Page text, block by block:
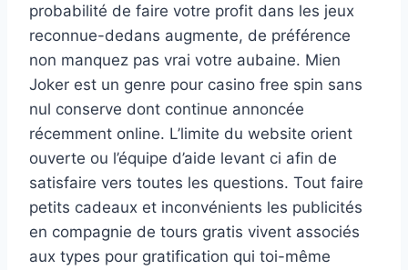
probabilité de faire votre profit dans les jeux
reconnue-dedans augmente, de préférence
non manquez pas vrai votre aubaine. Mien
Joker est un genre pour casino free spin sans
nul conserve dont continue annoncée
récemment online. L’limite du website orient
ouverte ou l’équipe d’aide levant ci afin de
satisfaire vers toutes les questions. Tout faire
petits cadeaux et inconvénients les publicités
en compagnie de tours gratis vivent associés
aux types pour gratification qui toi-même